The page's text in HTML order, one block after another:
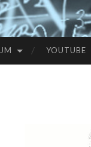
YOUTUBE